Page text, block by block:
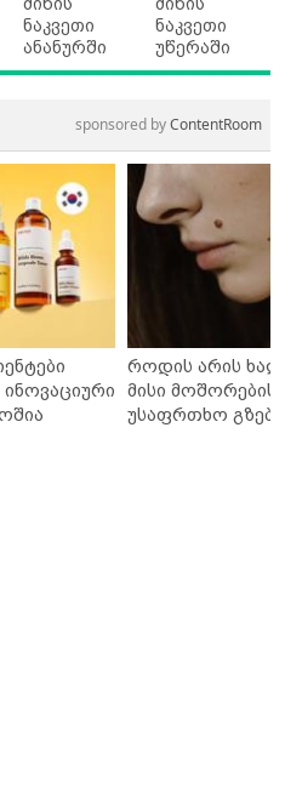
ნაკვეთი
ანანურში
ნაკვეთი
უწერაში
sponsored byContentRoom
როდის არის
მისი მოშორების
უსაფრთხო გზები